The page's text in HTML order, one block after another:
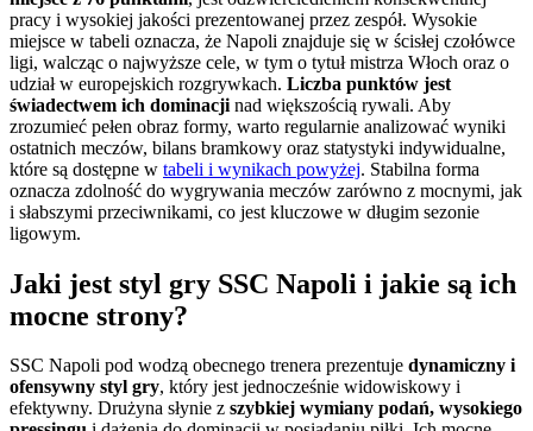
pracy i wysokiej jakości prezentowanej przez zespół. Wysokie
miejsce w tabeli oznacza, że Napoli znajduje się w ścisłej czołówce
ligi, walcząc o najwyższe cele, w tym o tytuł mistrza Włoch oraz o
udział w europejskich rozgrywkach. Liczba punktów jest
świadectwem ich dominacji nad większością rywali. Aby
zrozumieć pełen obraz formy, warto regularnie analizować wyniki
ostatnich meczów, bilans bramkowy oraz statystyki indywidualne,
które są dostępne w tabeli i wynikach powyżej. Stabilna forma
oznacza zdolność do wygrywania meczów zarówno z mocnymi, jak
i słabszymi przeciwnikami, co jest kluczowe w długim sezonie
ligowym.
Jaki jest styl gry SSC Napoli i jakie są ich
mocne strony?
SSC Napoli pod wodzą obecnego trenera prezentuje dynamiczny i
ofensywny styl gry, który jest jednocześnie widowiskowy i
efektywny. Drużyna słynie z szybkiej wymiany podań, wysokiego